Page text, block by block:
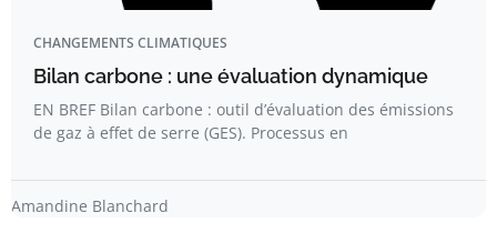
CHANGEMENTS CLIMATIQUES
Bilan carbone : une évaluation dynamique
EN BREF Bilan carbone : outil d’évaluation des émissions
de gaz à effet de serre (GES). Processus en
Amandine Blanchard